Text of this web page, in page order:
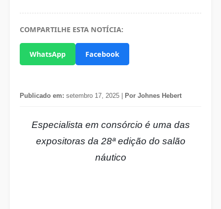
COMPARTILHE ESTA NOTÍCIA:
WhatsApp Facebook
Publicado em: setembro 17, 2025 | Por Johnes Hebert
Especialista em consórcio é uma das
expositoras da 28ª edição do salão
náutico